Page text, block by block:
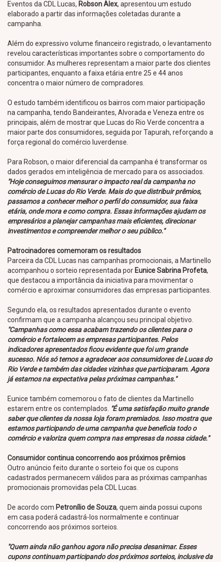
Eventos da CDL Lucas, Robson Alex, apresentou um estudo
elaborado a partir das informações coletadas durante a
campanha.
Além do expressivo volume financeiro registrado, o levantamento
revelou características importantes sobre o comportamento do
consumidor. As mulheres representam a maior parte dos clientes
participantes, enquanto a faixa etária entre 25 e 44 anos
concentra o maior número de compradores.
O estudo também identificou os bairros com maior participação
na campanha, tendo Bandeirantes, Alvorada e Veneza entre os
principais, além de mostrar que Lucas do Rio Verde concentra a
maior parte dos consumidores, seguida por Tapurah, reforçando a
força regional do comércio luverdense.
Para Robson, o maior diferencial da campanha é transformar os
dados gerados em inteligência de mercado para os associados.
"Hoje conseguimos mensurar o impacto real da campanha no
comércio de Lucas do Rio Verde. Mais do que distribuir prêmios,
passamos a conhecer melhor o perfil do consumidor, sua faixa
etária, onde mora e como compra. Essas informações ajudam os
empresários a planejar campanhas mais eficientes, direcionar
investimentos e compreender melhor o seu público."
Patrocinadores comemoram os resultados
Parceira da CDL Lucas nas campanhas promocionais, a Martinello
acompanhou o sorteio representada por Eunice Sabrina Profeta,
que destacou a importância da iniciativa para movimentar o
comércio e aproximar consumidores das empresas participantes.
Segundo ela, os resultados apresentados durante o evento
confirmam que a campanha alcançou seu principal objetivo.
"Campanhas como essa acabam trazendo os clientes para o
comércio e fortalecem as empresas participantes. Pelos
indicadores apresentados ficou evidente que foi um grande
sucesso. Nós só temos a agradecer aos consumidores de Lucas do
Rio Verde e também das cidades vizinhas que participaram. Agora
já estamos na expectativa pelas próximas campanhas."
Eunice também comemorou o fato de clientes da Martinello
estarem entre os contemplados. "É uma satisfação muito grande
saber que clientes da nossa loja foram premiados. Isso mostra que
estamos participando de uma campanha que beneficia todo o
comércio e valoriza quem compra nas empresas da nossa cidade."
Consumidor continua concorrendo aos próximos prêmios
Outro anúncio feito durante o sorteio foi que os cupons
cadastrados permanecem válidos para as próximas campanhas
promocionais promovidas pela CDL Lucas.
De acordo com Petronílio de Souza, quem ainda possui cupons
em casa poderá cadastrá-los normalmente e continuar
concorrendo aos próximos sorteios.
"Quem ainda não ganhou agora não precisa desanimar. Esses
cupons continuam participando dos próximos sorteios, inclusive da